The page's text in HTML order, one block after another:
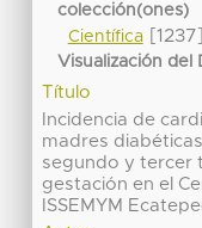
colección(ones)
Científica[1237]
Visualización del
Título
Incidencia de
madres
segundo y tercer
gestación en el
ISSEMYM